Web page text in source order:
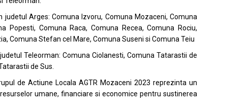
judetul Arges: Comuna Izvoru, Comuna Mozaceni, Comuna
Popesti, Comuna Raca, Comuna Recea, Comuna Rociu,
Comuna Stefan cel Mare, Comuna Suseni si Comuna Teiu
Teleorman: Comuna Ciolanesti, Comuna Tatarastii de
de Sus.
de Actiune Locala AGTR Mozaceni 2023 reprezinta un
umane, financiare si economice pentru sustinerea